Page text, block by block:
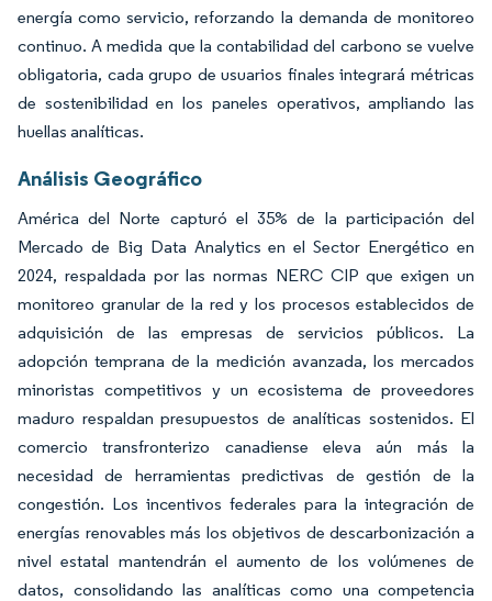
energía como servicio, reforzando la demanda de monitoreo
continuo. A medida que la contabilidad del carbono se vuelve
obligatoria, cada grupo de usuarios finales integrará métricas
de sostenibilidad en los paneles operativos, ampliando las
huellas analíticas.
Análisis Geográfico
América del Norte capturó el 35% de la participación del
Mercado de Big Data Analytics en el Sector Energético en
2024, respaldada por las normas NERC CIP que exigen un
monitoreo granular de la red y los procesos establecidos de
adquisición de las empresas de servicios públicos. La
adopción temprana de la medición avanzada, los mercados
minoristas competitivos y un ecosistema de proveedores
maduro respaldan presupuestos de analíticas sostenidos. El
comercio transfronterizo canadiense eleva aún más la
necesidad de herramientas predictivas de gestión de la
congestión. Los incentivos federales para la integración de
energías renovables más los objetivos de descarbonización a
nivel estatal mantendrán el aumento de los volúmenes de
datos, consolidando las analíticas como una competencia